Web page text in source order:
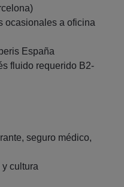
ocasionales a oficina
España
fluido requerido B2-
seguro médico,
cultura